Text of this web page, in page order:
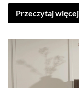
Przeczytaj więcej